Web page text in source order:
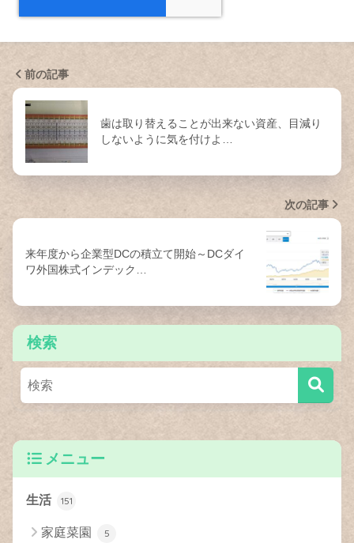
前の記事
歯は取り替えることが出来ない資産、目減り
しないように気を付けよ…
次の記事
来年度から企業型DCの積立て開始～DCダイ
ワ外国株式インデック…
検索
メニュー
生活 151
家庭菜園 5